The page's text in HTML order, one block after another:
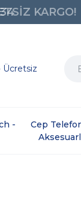
Ücretsiz
-
Cep